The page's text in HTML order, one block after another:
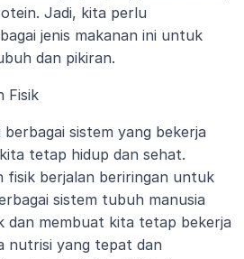
Jadi, kita perlu
jenis makanan ini untuk
dan pikiran.
Fisik
sistem yang bekerja
tetap hidup dan sehat.
fisik berjalan beriringan untuk
sistem tubuh manusia
dan membuat kita tetap bekerja
nutrisi yang tepat dan